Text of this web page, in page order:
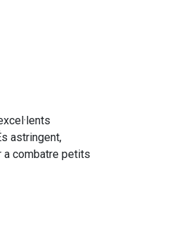
astringent,
a combatre petits